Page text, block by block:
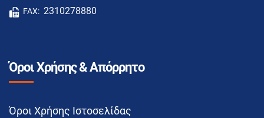
FAX: 2310278880
Όροι Χρήσης & Απόρρητο
Όροι Χρήσης Ιστοσελίδας